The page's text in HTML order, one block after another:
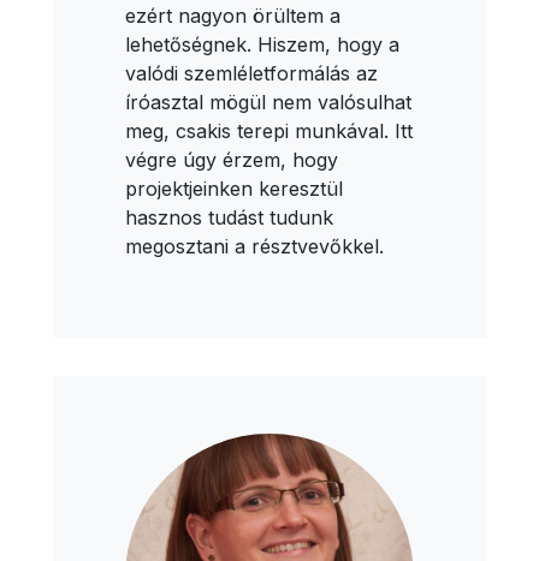
ezért nagyon örültem a
lehetőségnek. Hiszem, hogy a
valódi szemléletformálás az
íróasztal mögül nem valósulhat
meg, csakis terepi munkával. Itt
végre úgy érzem, hogy
projektjeinken keresztül
hasznos tudást tudunk
megosztani a résztvevőkkel.